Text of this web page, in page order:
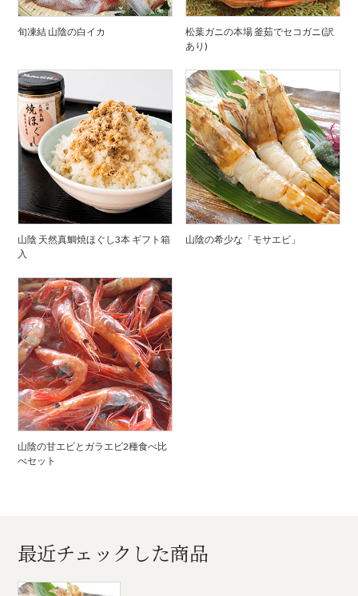
旬凍結 山陰の白イカ
松葉ガニの本場 釜茹でセコガニ(訳
あり)
山陰 天然真鯛焼ほぐし3本 ギフト箱
入
山陰の希少な「モサエビ」
山陰の甘エビとガラエビ2種食べ比
べセット
最近チェックした商品